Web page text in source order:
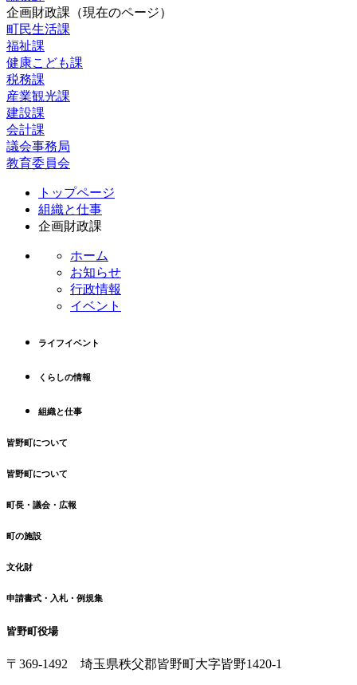
企画財政課 （現在のページ）
町民生活課
福祉課
健康こども課
税務課
産業観光課
建設課
会計課
議会事務局
教育委員会
トップページ
組織と仕事
企画財政課
ホーム
お知らせ
行政情報
イベント
ライフイベント
くらしの情報
組織と仕事
皆野町について
皆野町について
町長・議会・広報
町の施設
文化財
申請書式・入札・例規集
皆野町役場
〒369-1492 埼玉県秩父郡皆野町大字皆野1420-1